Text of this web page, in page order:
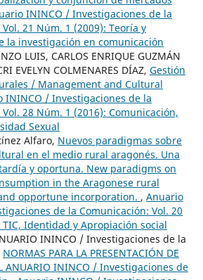
ININCO / Investigaciones de la
21 Núm. 1 (2009): Teoría y
la investigación en comunicación
LUIS, CARLOS ENRIQUE GUZMÁN
EVELYN COLMENARES DÍAZ, Gestión
/ Management and Cultural
ININCO / Investigaciones de la
28 Núm. 1 (2016): Comunicación,
Sexual
Alfaro, Nuevos paradigmas sobre
en el medio rural aragonés. Una
y oportuna. New paradigms on
in the Aragonese rural
opportune incorporation. , Anuario
de la Comunicación: Vol. 20
TIC, Identidad y Apropiación social
ININCO / Investigaciones de la
NORMAS PARA LA PRESENTACIÓN DE
ANUARIO ININCO / Investigaciones de